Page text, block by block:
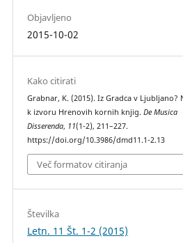
Objavljeno
2015-10-02
Kako citirati
Grabnar, K. (2015). Iz Gradca v Ljubljano?
k izvoru Hrenovih kornih knjig.De Musica
Disserenda, 11(1-2), 211–227.
https://doi.org/10.3986/dmd11.1-2.13
Več formatov citiranja
Številka
Letn. 11 Št. 1-2 (2015)